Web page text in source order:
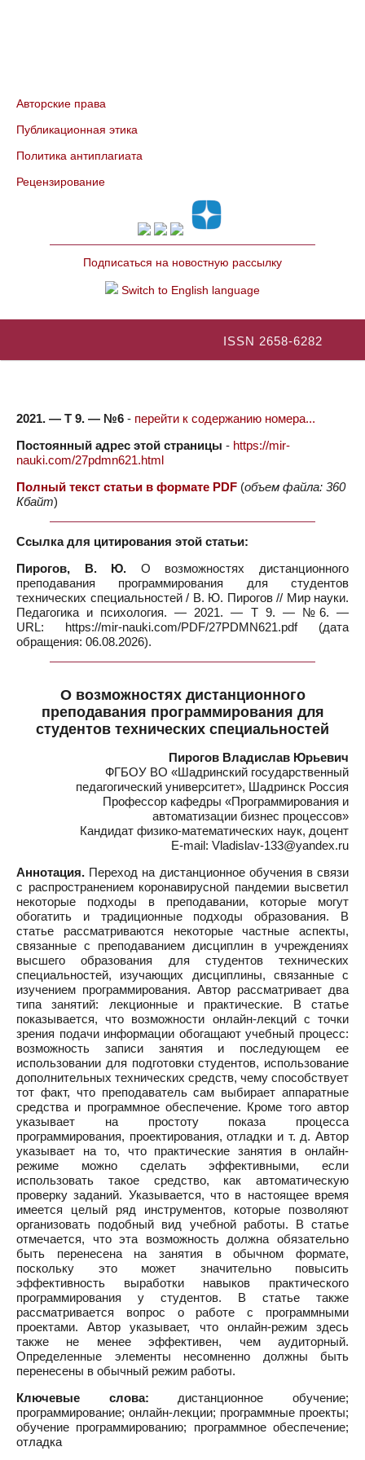
Авторские права
Публикационная этика
Политика антиплагиата
Рецензирование
Подписаться на новостную рассылку
Switch to English language
ISSN 2658-6282
2021. — Т 9. — №6 - перейти к содержанию номера...
Постоянный адрес этой страницы - https://mir-
nauki.com/27pdmn621.html
Полный текст статьи в формате PDF (объем файла: 360
Кбайт)
Ссылка для цитирования этой статьи:
Пирогов, В. Ю. О возможностях дистанционного
преподавания программирования для студентов
технических специальностей / В. Ю. Пирогов // Мир науки.
Педагогика и психология. — 2021. — Т 9. — №6. —
URL: https://mir-nauki.com/PDF/27PDMN621.pdf (дата
обращения: 06.08.2026).
О возможностях дистанционного
преподавания программирования для
студентов технических специальностей
Пирогов Владислав Юрьевич
ФГБОУ ВО «Шадринский государственный
педагогический университет», Шадринск Россия
Профессор кафедры «Программирования и
автоматизации бизнес процессов»
Кандидат физико-математических наук, доцент
E-mail: Vladislav-133@yandex.ru
Аннотация. Переход на дистанционное обучения в связи
с распространением коронавирусной пандемии высветил
некоторые подходы в преподавании, которые могут
обогатить и традиционные подходы образования. В
статье рассматриваются некоторые частные аспекты,
связанные с преподаванием дисциплин в учреждениях
высшего образования для студентов технических
специальностей, изучающих дисциплины, связанные с
изучением программирования. Автор рассматривает два
типа занятий: лекционные и практические. В статье
показывается, что возможности онлайн-лекций с точки
зрения подачи информации обогащают учебный процесс:
возможность записи занятия и последующем ее
использовании для подготовки студентов, использование
дополнительных технических средств, чему способствует
тот факт, что преподаватель сам выбирает аппаратные
средства и программное обеспечение. Кроме того автор
указывает на простоту показа процесса
программирования, проектирования, отладки и т. д. Автор
указывает на то, что практические занятия в онлайн-
режиме можно сделать эффективными, если
использовать такое средство, как автоматическую
проверку заданий. Указывается, что в настоящее время
имеется целый ряд инструментов, которые позволяют
организовать подобный вид учебной работы. В статье
отмечается, что эта возможность должна обязательно
быть перенесена на занятия в обычном формате,
поскольку это может значительно повысить
эффективность выработки навыков практического
программирования у студентов. В статье также
рассматривается вопрос о работе с программными
проектами. Автор указывает, что онлайн-режим здесь
также не менее эффективен, чем аудиторный.
Определенные элементы несомненно должны быть
перенесены в обычный режим работы.
Ключевые слова: дистанционное обучение;
программирование; онлайн-лекции; программные проекты;
обучение программированию; программное обеспечение;
отладка